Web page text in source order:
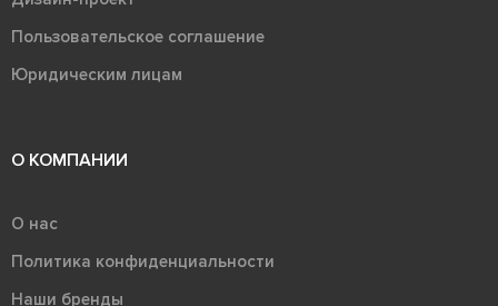
Пользовательское соглашение
Юридическим лицам
О КОМПАНИИ
О нас
Политика конфиденциальности
Наши бренды